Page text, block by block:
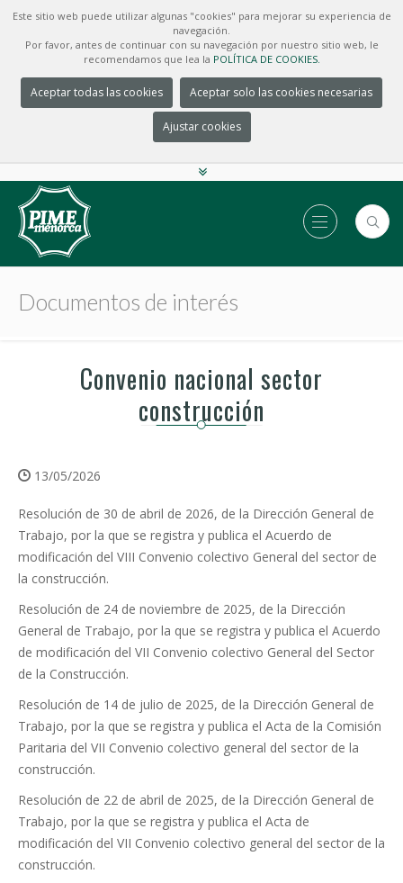
Este sitio web puede utilizar algunas "cookies" para mejorar su experiencia de
navegación.
Por favor, antes de continuar con su navegación por nuestro sitio web, le
recomendamos que lea la POLÍTICA DE COOKIES.
Aceptar todas las cookies Aceptar solo las cookies necesarias
Ajustar cookies
Documentos de interés
Convenio nacional sector
construcción
13/05/2026
Resolución de 30 de abril de 2026, de la Dirección General de
Trabajo, por la que se registra y publica el Acuerdo de
modificación del VIII Convenio colectivo General del sector de
la construcción.
Resolución de 24 de noviembre de 2025, de la Dirección
General de Trabajo, por la que se registra y publica el Acuerdo
de modificación del VII Convenio colectivo General del Sector
de la Construcción.
Resolución de 14 de julio de 2025, de la Dirección General de
Trabajo, por la que se registra y publica el Acta de la Comisión
Paritaria del VII Convenio colectivo general del sector de la
construcción.
Resolución de 22 de abril de 2025, de la Dirección General de
Trabajo, por la que se registra y publica el Acta de
modificación del VII Convenio colectivo general del sector de la
construcción.